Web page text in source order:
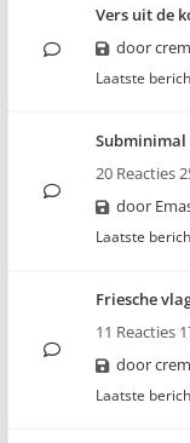
Vers uit de
door
Laatste
Subminimal
20 Reacties
door
Laatste
Friesche
11 Reacties
door
Laatste